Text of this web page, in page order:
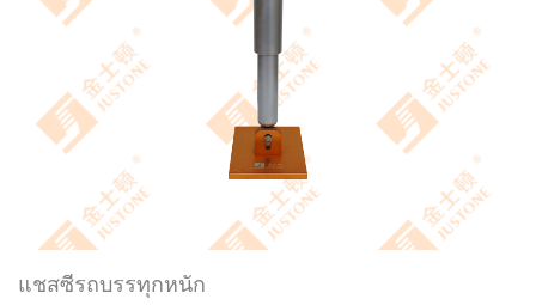
แชสซีรถบรรทุกหนัก